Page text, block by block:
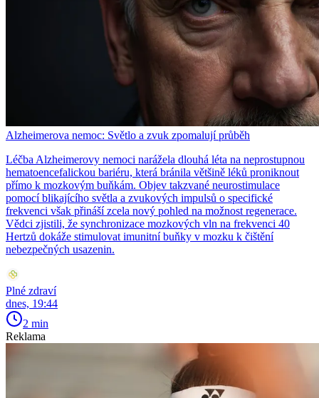
Alzheimerova nemoc: Světlo a zvuk zpomalují průběh
Léčba Alzheimerovy nemoci narážela dlouhá léta na neprostupnou
hematoencefalickou bariéru, která bránila většině léků proniknout
přímo k mozkovým buňkám. Objev takzvané neurostimulace
pomocí blikajícího světla a zvukových impulsů o specifické
frekvenci však přináší zcela nový pohled na možnost regenerace.
Vědci zjistili, že synchronizace mozkových vln na frekvenci 40
Hertzů dokáže stimulovat imunitní buňky v mozku k čištění
nebezpečných usazenin.
Plné zdraví
dnes, 19:44
2 min
Reklama